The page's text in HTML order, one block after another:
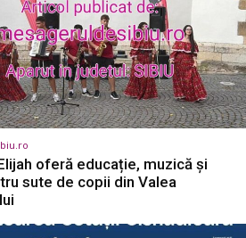
oferă educație, muzică și
sute de copii din Valea